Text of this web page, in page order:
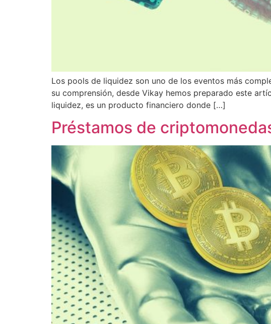
Los pools de liquidez son uno de los eventos más
su comprensión, desde Vikay hemos preparado este
liquidez, es un producto financiero donde […]
Préstamos de